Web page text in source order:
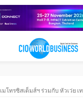
เมโทรซิสเต็มส์ฯ ร่วมกับ หัวเว่ย เทคโนโลยี่ฯ รุกตลาด